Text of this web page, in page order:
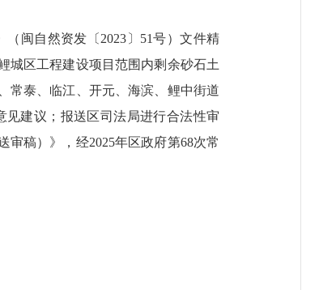
闽自然资发〔2023〕51号）文件精
城区工程建设项目范围内剩余砂石土
常泰、临江、开元、海滨、鲤中街道
建议；报送区司法局进行合法性审
稿）》，经2025年区政府第68次常